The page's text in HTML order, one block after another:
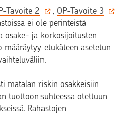
Tavoite 2 , OP-Tavoite 3
ei ole perinteistä
osake- ja korkosijoitusten
määräytyy etukäteen asetetun
matalan riskin osakkeisiin
tuottoon suhteessa otettuun
Rahastojen